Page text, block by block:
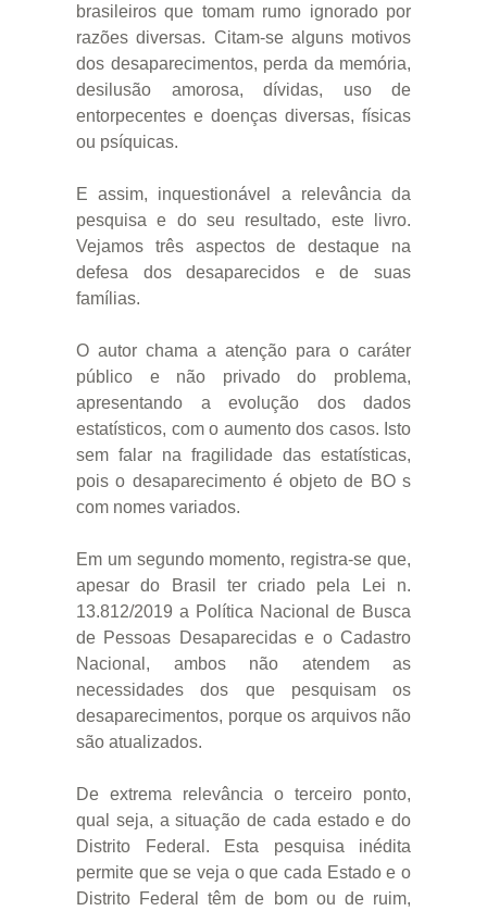
brasileiros que tomam rumo ignorado por
razões diversas. Citam-se alguns motivos
dos desaparecimentos, perda da memória,
desilusão amorosa, dívidas, uso de
entorpecentes e doenças diversas, físicas
ou psíquicas.
E assim, inquestionável a relevância da
pesquisa e do seu resultado, este livro.
Vejamos três aspectos de destaque na
defesa dos desaparecidos e de suas
famílias.
O autor chama a atenção para o caráter
público e não privado do problema,
apresentando a evolução dos dados
estatísticos, com o aumento dos casos. Isto
sem falar na fragilidade das estatísticas,
pois o desaparecimento é objeto de BO s
com nomes variados.
Em um segundo momento, registra-se que,
apesar do Brasil ter criado pela Lei n.
13.812/2019 a Política Nacional de Busca
de Pessoas Desaparecidas e o Cadastro
Nacional, ambos não atendem as
necessidades dos que pesquisam os
desaparecimentos, porque os arquivos não
são atualizados.
De extrema relevância o terceiro ponto,
qual seja, a situação de cada estado e do
Distrito Federal. Esta pesquisa inédita
permite que se veja o que cada Estado e o
Distrito Federal têm de bom ou de ruim,